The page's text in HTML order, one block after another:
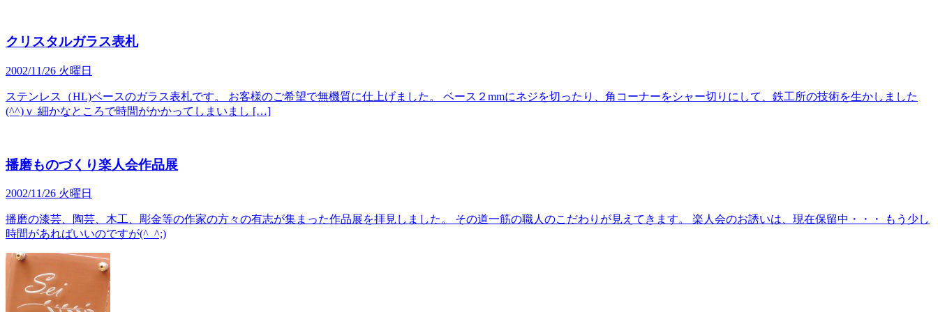
クリスタルガラス表札
2002/11/26 火曜日
ステンレス（HL)ベースのガラス表札です。 お客様のご希望で無機質に仕上げました。 ベース２mmにネジを切ったり、角コーナーをシャー切りにして、鉄工所の技術を生かしました
(^^)ｖ 細かなところで時間がかかってしまいまし […]
播磨ものづくり楽人会作品展
2002/11/26 火曜日
播磨の漆芸、陶芸、木工、彫金等の作家の方々の有志が集まった作品展を拝見しました。 その道一筋の職人のこだわりが見えてきます。 楽人会のお誘いは、現在保留中・・・ もう少し
時間があればいいのですが(^_^;)